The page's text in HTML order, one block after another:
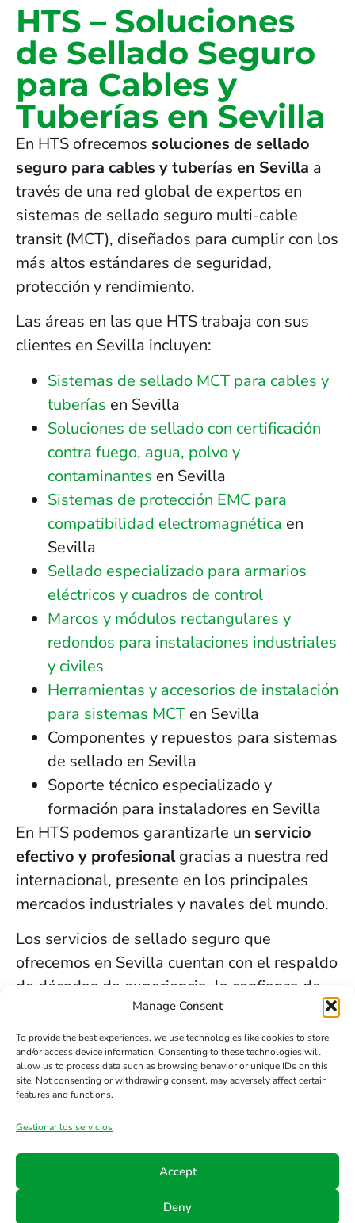
Manage Consent
To provide the best experiences, we use technologies like cookies to store
and/or access device information. Consenting to these technologies will
allow us to process data such as browsing behavior or unique IDs on this
site. Not consenting or withdrawing consent, may adversely affect certain
features and functions.
Gestionar los servicios
Accept
Deny
HTS – Soluciones
de Sellado Seguro
para Cables y
Tuberías en Sevilla
En HTS ofrecemos soluciones de sellado
seguro para cables y tuberías en Sevilla a
través de una red global de expertos en
sistemas de sellado seguro multi-cable
transit (MCT), diseñados para cumplir con los
más altos estándares de seguridad,
protección y rendimiento.
Las áreas en las que HTS trabaja con sus
clientes en Sevilla incluyen:
Sistemas de sellado MCT para cables y
tuberías en Sevilla
Soluciones de sellado con certificación
contra fuego, agua, polvo y
contaminantes en Sevilla
Sistemas de protección EMC para
compatibilidad electromagnética en
Sevilla
Sellado especializado para armarios
eléctricos y cuadros de control
Marcos y módulos rectangulares y
redondos para instalaciones industriales
y civiles
Herramientas y accesorios de instalación
para sistemas MCT en Sevilla
Componentes y repuestos para sistemas
de sellado en Sevilla
Soporte técnico especializado y
formación para instaladores en Sevilla
En HTS podemos garantizarle un servicio
efectivo y profesionalgracias a nuestra red
internacional, presente en los principales
mercados industriales y navales del mundo.
Los servicios de sellado seguro que
ofrecemos en Sevilla cuentan con el respaldo
de décadas de experiencia, la confianza de
nuestros clientes y el compromiso constante
con la innovación y la seguridad.
Contacta HTS
Teléfono
Email
info@hts-
Síguenos